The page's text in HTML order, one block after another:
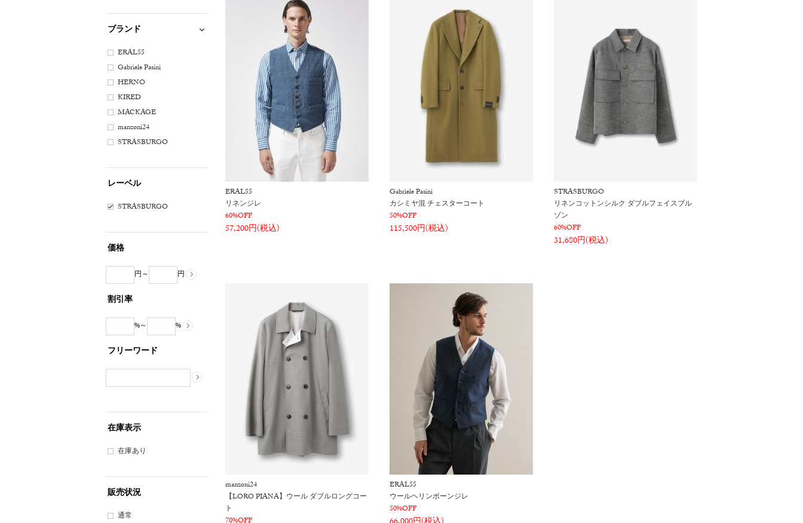
ト
系
系
ン
系
ー
ン
ュ
ン
系
ル
ー
系
イ
ビ
系
ラ
ー
ブランド
ERAL55
Gabriele Pasini
HERNO
KIRED
MACKAGE
manzoni24
STRASBURGO
レーベル
STRASBURGO
価格
円～ 円
割引率
%～ %
フリーワード
在庫表示
在庫あり
販売状況
通常
ERAL55
リネンジレ
60%OFF
57,200円(税込)
Gabriele Pasini
カシミヤ混 チェスターコート
50%OFF
115,500円(税込)
STRASBURGO
リネンコットンシルク ダブルフェイスブル
ゾン
60%OFF
31,680円(税込)
manzoni24
【LORO PIANA】ウール ダブルロングコー
ト
ERAL55
ウールヘリンボーンジレ
50%OFF